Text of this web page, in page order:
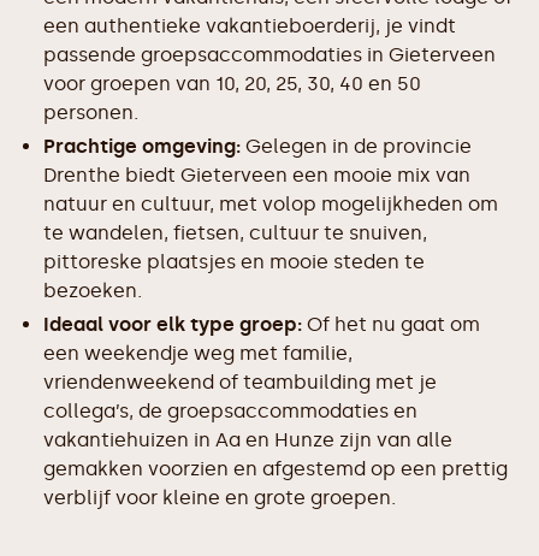
een authentieke vakantieboerderij, je vindt
passende groepsaccommodaties in Gieterveen
voor groepen van 10, 20, 25, 30, 40 en 50
personen.
Prachtige omgeving: Gelegen in de provincie
Drenthe biedt Gieterveen een mooie mix van
natuur en cultuur, met volop mogelijkheden om
te wandelen, fietsen, cultuur te snuiven,
pittoreske plaatsjes en mooie steden te
bezoeken.
Ideaal voor elk type groep: Of het nu gaat om
een weekendje weg met familie,
vriendenweekend of teambuilding met je
collega’s, de groepsaccommodaties en
vakantiehuizen in Aa en Hunze zijn van alle
gemakken voorzien en afgestemd op een prettig
verblijf voor kleine en grote groepen.